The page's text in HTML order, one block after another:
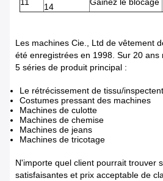
11
14
Gainez le blocage
Les machines Cie., Ltd de vêtement
été enregistrées en 1998. Sur 20 ans
5 séries de produit principal :
Le rétrécissement de tissu/
Costumes pressant des machines
Machines de culotte
Machines de chemise
Machines de jeans
Machines de tricotage
N'importe quel client pourrait trouver
satisfaisantes et prix acceptable de